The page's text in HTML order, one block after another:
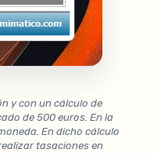
y con un cálculo de
de 500 euros. En la
En dicho cálculo
tasaciones en